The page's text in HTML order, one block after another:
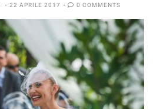
22 APRILE 2017 0 COMMENTS